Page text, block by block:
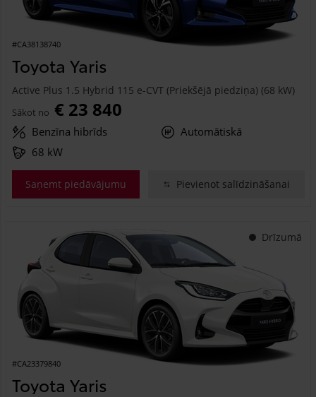
#CA38138740
Toyota Yaris
Active Plus 1.5 Hybrid 115 e-CVT (Priekšējā piedziņa) (68 kW)
Sākot no € 23 840
Benzīna hibrīds
Automātiskā
68 kW
Saņemt piedāvājumu Pievienot salīdzināšanai
Drīzumā
#CA23379840
Toyota Yaris